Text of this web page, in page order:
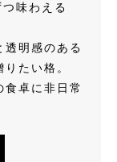
味わえる
明感のある
たい格。
卓に非日常